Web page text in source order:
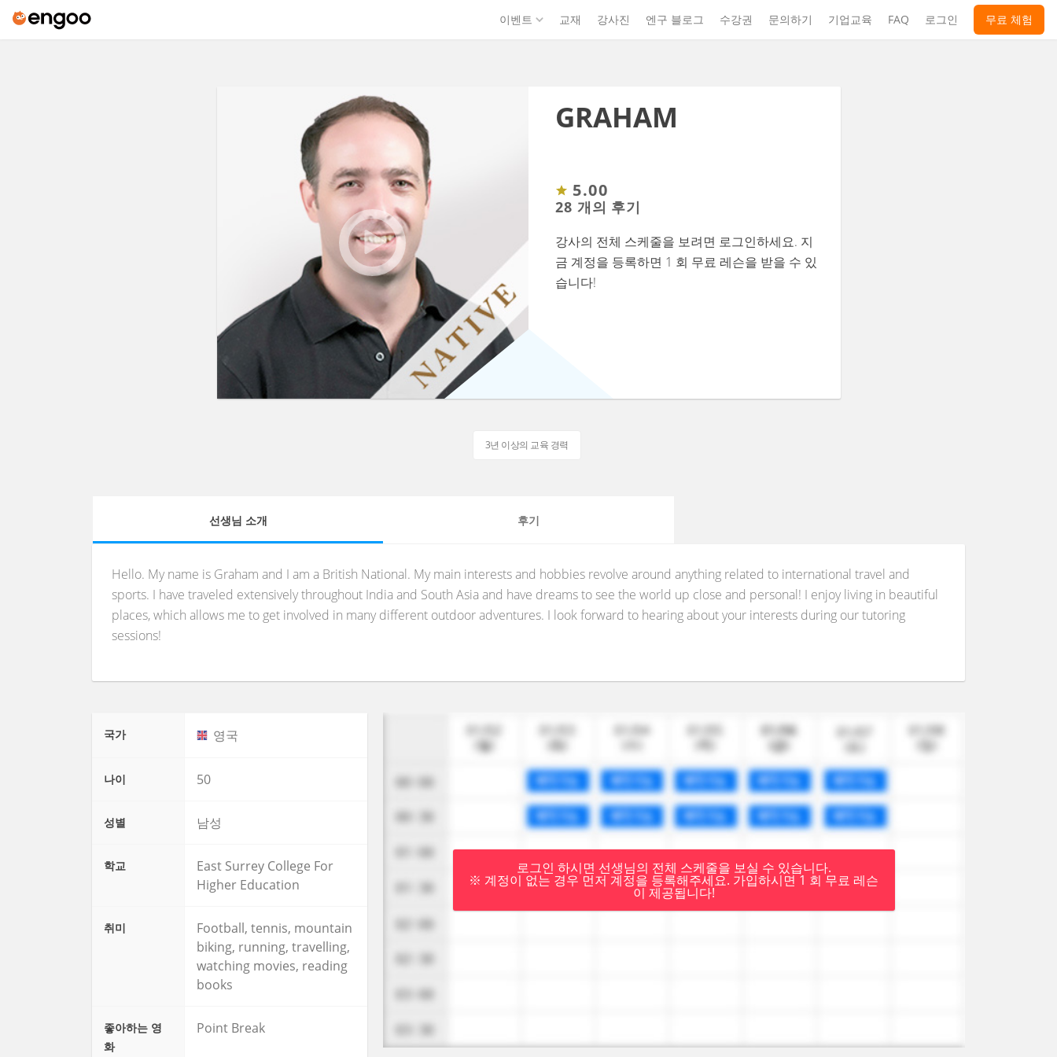
이벤트 교재 강사진 엔구 블로그 수강권 문의하기 기업교육 FAQ 로그인 무료 체험
GRAHAM
5.00
28 개의 후기
강사의 전체 스케줄을 보려면 로그인하세요. 지
금 계정을 등록하면 1 회 무료 레슨을 받을 수 있
습니다!
3년 이상의 교육 경력
선생님 소개 후기
Hello. My name is Graham and I am a British National. My main interests and hobbies revolve around anything related to international travel and
sports. I have traveled extensively throughout India and South Asia and have dreams to see the world up close and personal! I enjoy living in beautiful
places, which allows me to get involved in many different outdoor adventures. I look forward to hearing about your interests during our tutoring
sessions!
국가 영국
나이 50
성별 남성
학교
East Surrey College For
Higher Education
취미
Football, tennis, mountain
biking, running, travelling,
watching movies, reading
books
좋아하는 영
화
Point Break
로그인 하시면 선생님의 전체 스케줄을 보실 수 있습니다.
※ 계정이 없는 경우 먼저 계정을 등록해주세요. 가입하시면 1 회 무료 레슨
이 제공됩니다!